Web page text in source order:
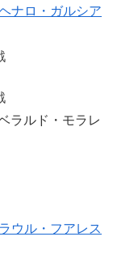
ナロ・ガルシア
ルド・モラレ
ラウル・フアレス